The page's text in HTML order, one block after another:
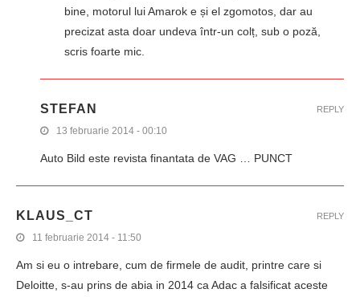
bine, motorul lui Amarok e și el zgomotos, dar au
precizat asta doar undeva într-un colț, sub o poză,
scris foarte mic.
STEFAN
13 februarie 2014 - 00:10
Auto Bild este revista finantata de VAG … PUNCT
REPLY
KLAUS_CT
11 februarie 2014 - 11:50
Am si eu o intrebare, cum de firmele de audit, printre care si
Deloitte, s-au prins de abia in 2014 ca Adac a falsificat aceste
REPLY